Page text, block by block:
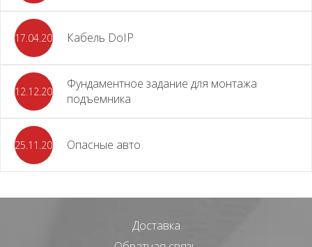
17.04.2024 Кабель DoIP
12.12.2023
Фундаментное задание для монтажа
подъемника
25.11.2023 Опасные авто
Доставка